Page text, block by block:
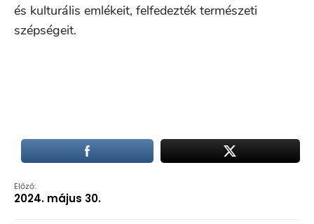
és kulturális emlékeit, felfedezték természeti
szépségeit.
Előző:
2024. május 30.